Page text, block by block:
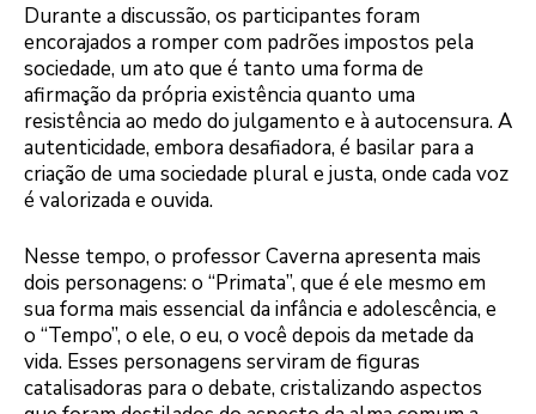
Durante a discussão, os participantes foram
encorajados a romper com padrões impostos pela
sociedade, um ato que é tanto uma forma de
afirmação da própria existência quanto uma
resistência ao medo do julgamento e à autocensura. A
autenticidade, embora desafiadora, é basilar para a
criação de uma sociedade plural e justa, onde cada voz
é valorizada e ouvida.
Nesse tempo, o professor Caverna apresenta mais
dois personagens: o “Primata”, que é ele mesmo em
sua forma mais essencial da infância e adolescência, e
o “Tempo”, o ele, o eu, o você depois da metade da
vida. Esses personagens serviram de figuras
catalisadoras para o debate, cristalizando aspectos